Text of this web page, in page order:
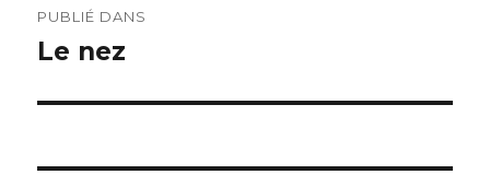
de
PUBLIÉ DANS
Le nez